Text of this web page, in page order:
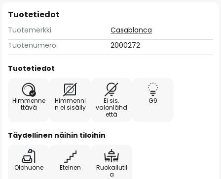
Tuotetiedot
Tuotemerkki
Casablanca
Tuotenumero:
2000272
Tuotetiedot
Himmenne
ttävä
Himmenni
n ei sisälly
Ei sis.
valonlähd
että
G9
Täydellinen näihin tiloihin
Olohuone Eteinen
Ruokailutil
a